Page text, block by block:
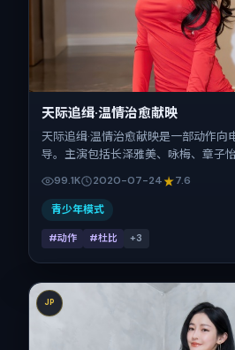
天际追缉·温情治愈献映
天际追缉·温情治愈献映是一部动作向
导。主演包括长泽雅美、咏梅、章子
07-24，正片时长109分钟。
99.1K 2020-07-24 7.6
青少年模式
#动作 #杜比 +3
JP